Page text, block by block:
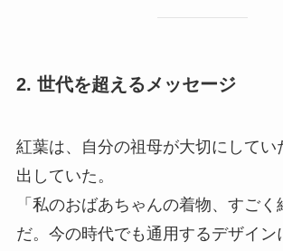
2. 世代を超えるメッセージ
紅葉は、自分の祖母が大切にしてい
出していた。
「私のおばあちゃんの着物、すご
だ。今の時代でも通用するデザイン